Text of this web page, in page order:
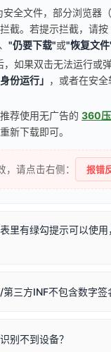
安全文件，部分浏览器
截。若提示拦截，请按
、 "仍要下载"或"恢复文
，如果双击无法运行或
份运行」 ，或者在安
荐使用无广告的 360
新下载即可。
请点击右侧： 报错
里有绿勾提示可以使
，自动安装程序在运
使用了
：代表与您当
三方INF不包含数字
别不到设备？